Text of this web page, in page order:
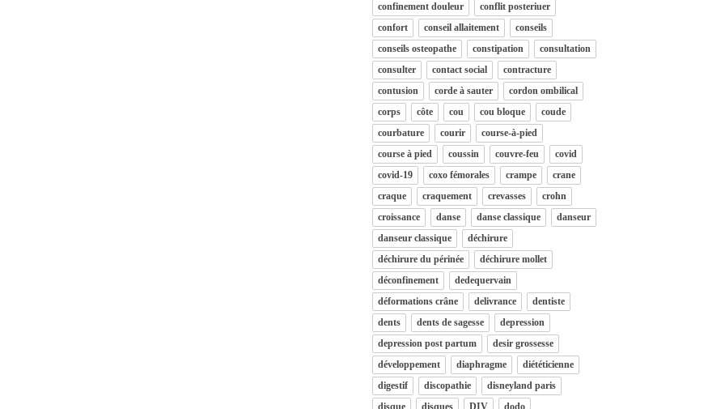
confinement douleur
conflit posteriuer
confort
conseil allaitement
conseils
conseils osteopathe
constipation
consultation
consulter
contact social
contracture
contusion
corde à sauter
cordon ombilical
corps
côte cou cou bloque
coude
courbature
courir
course-à-pied
course à pied
coussin couvre-feu
covid
covid-19
coxo fémorales crampe
crane
craque
craquement crevasses
crohn
croissance
danse danse classique
danseur
danseur classique
déchirure
déchirure du périnée
déchirure mollet
déconfinement
dedequervain
déformations crâne
delivrance
dentiste
dents
dents de sagesse
depression
depression post partum
desir grossesse
développement
diaphragme
diététicienne
digestif
discopathie
disneyland paris
disque
disques DIV dodo